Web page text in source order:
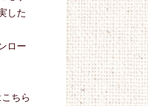
した
ロー
ちら